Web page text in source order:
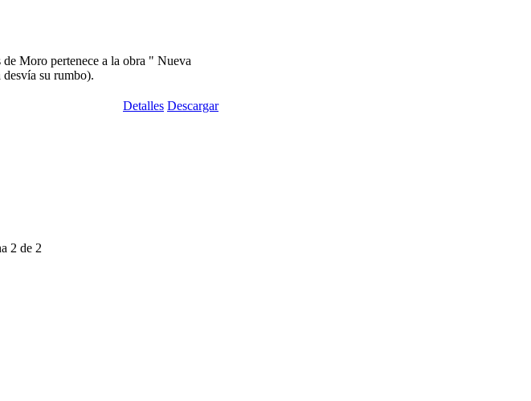
Moro pertenece a la obra " Nueva
su rumbo).
Detalles Descargar
2 de 2